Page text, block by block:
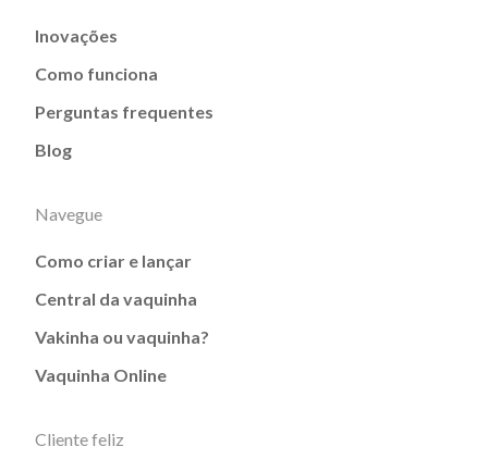
Inovações
Como funciona
Perguntas frequentes
Blog
Navegue
Como criar e lançar
Central da vaquinha
Vakinha ou vaquinha?
Vaquinha Online
Cliente feliz